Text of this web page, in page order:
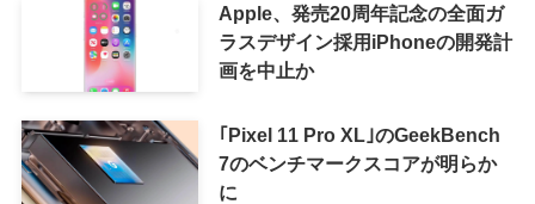
Apple、発売20周年記念の全面ガ
ラスデザイン採用iPhoneの開発計
画を中止か
｢Pixel 11 Pro XL｣のGeekBench
7のベンチマークスコアが明らか
に